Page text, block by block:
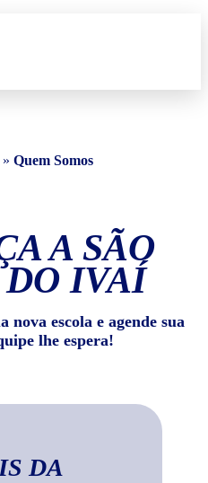
» Quem Somos
A SÃO
IVAÍ
nova escola e agende sua
lhe espera!
DA